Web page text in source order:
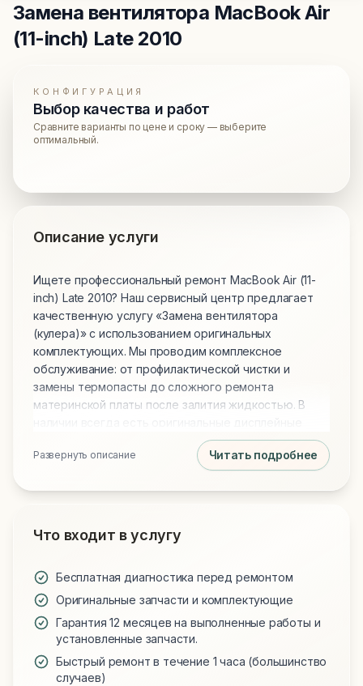
Замена вентилятора MacBook Air
(11-inch) Late 2010
КОНФИГУРАЦИЯ
Выбор качества и работ
Сравните варианты по цене и сроку — выберите
оптимальный.
Описание услуги
Ищете профессиональный ремонт MacBook Air (11-
inch) Late 2010? Наш сервисный центр предлагает
качественную услугу «Замена вентилятора
(кулера)» с использованием оригинальных
комплектующих. Мы проводим комплексное
обслуживание: от профилактической чистки и
замены термопасты до сложного ремонта
материнской платы после залития жидкостью. В
модули, новые аккумуляторы и клавиатуры для
всех моделей. Обращаясь к нам, вы получаете
вашего устройства.
Развернуть описание Читать подробнее
Что входит в услугу
Бесплатная диагностика перед ремонтом
Оригинальные запчасти и комплектующие
Гарантия 12 месяцев на выполненные работы и
установленные запчасти.
Быстрый ремонт в течение 1 часа (большинство
случаев)